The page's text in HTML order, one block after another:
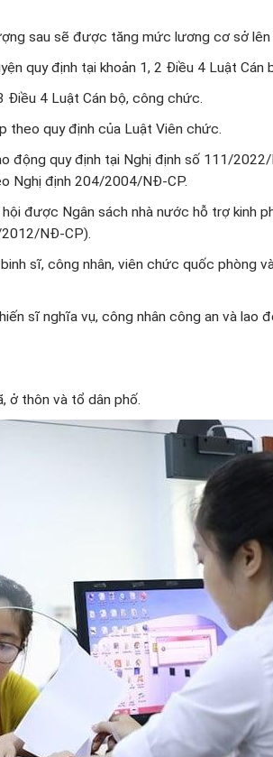
sau sẽ được tăng mức lương cơ sở lên
quy định tại khoản 1, 2 Điều 4 Luật Cán
Điều 4 Luật Cán bộ, công chức.
theo quy định của Luật Viên chức.
động quy định tại Nghị định số 111/
Nghị định 204/2004/NĐ-CP.
được Ngân sách nhà nước hỗ trợ kinh
NĐ-CP).
sĩ, công nhân, viên chức quốc phòng
sĩ nghĩa vụ, công nhân công an và lao
ở thôn và tổ dân phố.